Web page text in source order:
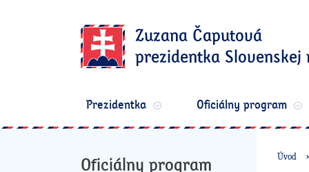
Zuzana Čaputová
prezidentka
Prezidentka Oficiálny program
Oficiálny program Úvod